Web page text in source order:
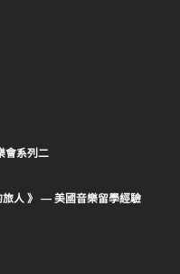
會系列二
人 》 — 美國音樂留學經驗